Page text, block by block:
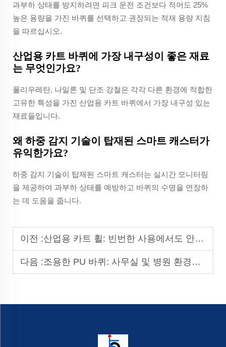
과부하 상태를 방지하려면 피크 운전 조건보다 적어도 25%
높은 용량을 가진 바퀴를 선택하고 권장되는 적재 용량 지침
을 따르십시오.
산업용 카트 바퀴에 가장 내구성이 좋은 재료
는 무엇인가요?
폴리우레탄, 나일론 및 단조 강철은 각각 다른 환경에 적합한
고유한 특성을 가진 산업용 카트 바퀴에서 가장 내구성 있는
재료들입니다.
왜 하중 감지 기술이 탑재된 스마트 캐스터가
유익한가요?
하중 감지 기술이 탑재된 스마트 캐스터는 실시간 모니터링
을 제공하여 과부하 상태를 예방하고 바퀴의 수명을 연장하
는 데 도움을 줍니다.
이전 :산업용 카트 휠: 빈번한 사용에서도 안정성 확보
다음 :조용한 PU 바퀴: 사무실 및 병원 환경에 이상적